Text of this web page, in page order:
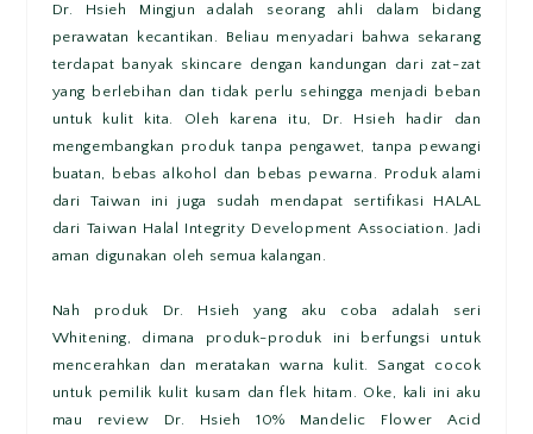
Dr. Hsieh Mingjun adalah seorang ahli dalam bidang
perawatan kecantikan. Beliau menyadari bahwa sekarang
terdapat banyak skincare dengan kandungan dari zat-zat
yang berlebihan dan tidak perlu sehingga menjadi beban
untuk kulit kita. Oleh karena itu, Dr. Hsieh hadir dan
mengembangkan produk tanpa pengawet, tanpa pewangi
buatan, bebas alkohol dan bebas pewarna. Produk alami
dari Taiwan ini juga sudah mendapat sertifikasi HALAL
dari Taiwan Halal Integrity Development Association. Jadi
aman digunakan oleh semua kalangan.
Nah produk Dr. Hsieh yang aku coba adalah seri
Whitening, dimana produk-produk ini berfungsi untuk
mencerahkan dan meratakan warna kulit. Sangat cocok
untuk pemilik kulit kusam dan flek hitam. Oke, kali ini aku
mau review Dr. Hsieh 10% Mandelic Flower Acid